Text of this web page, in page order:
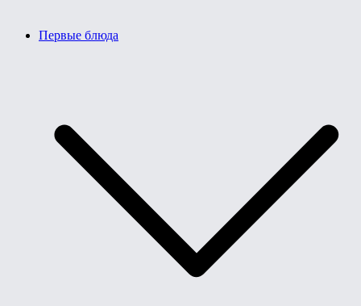
Первые блюда